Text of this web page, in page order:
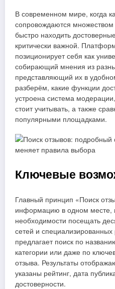
В современном мире, когда
сопровождаются
быстро находить
критически важной.
позиционирует себя как
собирающий мнения из
представляющий их в
разберём, какие функции
устроена система
стоит учитывать, а также
популярными площадками.
Ключевые
Главный принцип «Поиск
информацию в одном месте,
необходимости посещать
сетей и
предлагает поиск по
категории или даже по
отзыва. Результаты
указаны рейтинг, дата
достоверности.